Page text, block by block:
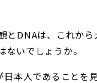
とDNAは、これか
いでしょうか。
本人であることを